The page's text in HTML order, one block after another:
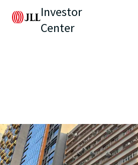
Investor
Center